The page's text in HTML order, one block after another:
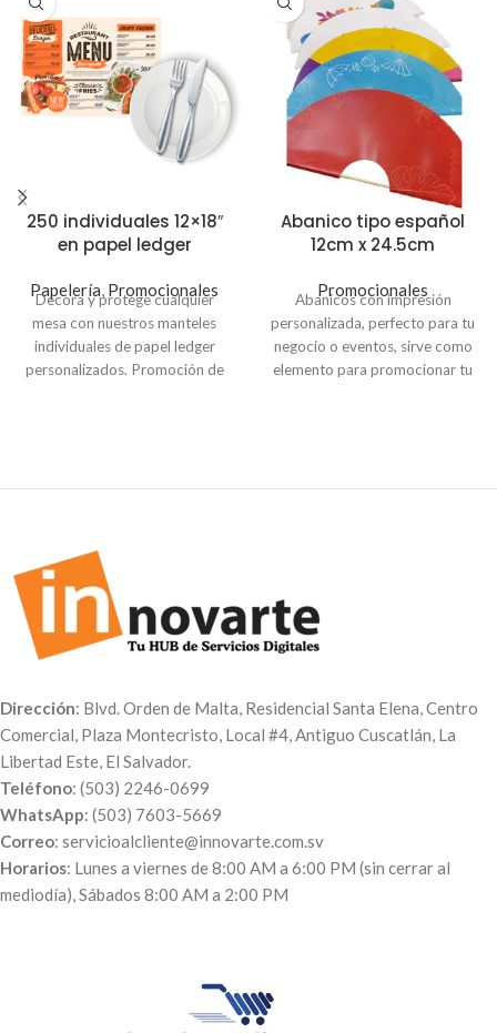
250 individuales 12×18″
en papel ledger
Papelería, Promocionales
Decora y protege cualquier
mesa con nuestros manteles
individuales de papel ledger
personalizados. Promoción de
único. También contamos con
seleccionar para entretener a los
niños o puedes enviarnos
cualquier imagen que deseas
imprimir. Selecciona uno de
nuestros diseños o puedes hacer
servicioalcliente@innovarte.com.sv .
Abanico tipo español
12cm x 24.5cm
Promocionales
Abanicos con impresión
personalizada, perfecto para tu
negocio o eventos, sirve como
elemento para promocionar tu
de tu empresa, menú, QR, datos
Paq. de 500 Unidades $430.00
Paq. de 1000 Unidades $775.00
Características:
madera
Impresión a dos lados con
Dirección: Blvd. Orden de Malta, Residencial Santa Elena, Centro
Comercial, Plaza Montecristo, Local #4, Antiguo Cuscatlán, La
Libertad Este, El Salvador.
Teléfono: (503) 2246-0699
WhatsApp: (503) 7603-5669
Correo: servicioalcliente@innovarte.com.sv
Horarios: Lunes a viernes de 8:00 AM a 6:00 PM (sin cerrar al
mediodía), Sábados 8:00 AM a 2:00 PM